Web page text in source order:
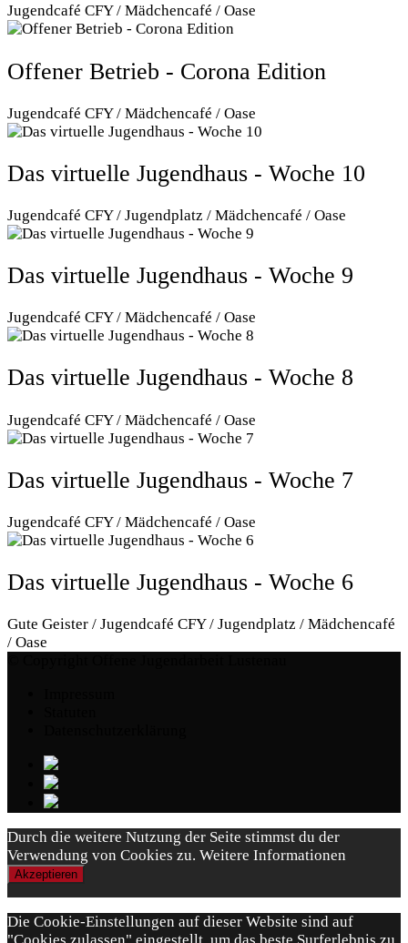
Jugendcafé CFY / Mädchencafé / Oase
Offener Betrieb - Corona Edition
Jugendcafé CFY / Mädchencafé / Oase
Das virtuelle Jugendhaus - Woche 10
Jugendcafé CFY / Jugendplatz / Mädchencafé / Oase
Das virtuelle Jugendhaus - Woche 9
Jugendcafé CFY / Mädchencafé / Oase
Das virtuelle Jugendhaus - Woche 8
Jugendcafé CFY / Mädchencafé / Oase
Das virtuelle Jugendhaus - Woche 7
Jugendcafé CFY / Mädchencafé / Oase
Das virtuelle Jugendhaus - Woche 6
Gute Geister / Jugendcafé CFY / Jugendplatz / Mädchencafé
/ Oase
Durch die weitere Nutzung der Seite stimmst du der
Verwendung von Cookies zu. Weitere Informationen
Akzeptieren
Die Cookie-Einstellungen auf dieser Website sind auf